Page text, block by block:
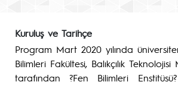
Kuruluş ve Tarihçe
Program Mart 2020 yılında
Bilimleri Fakültesi, Balıkçılık
tarafından ?Fen Bilimleri